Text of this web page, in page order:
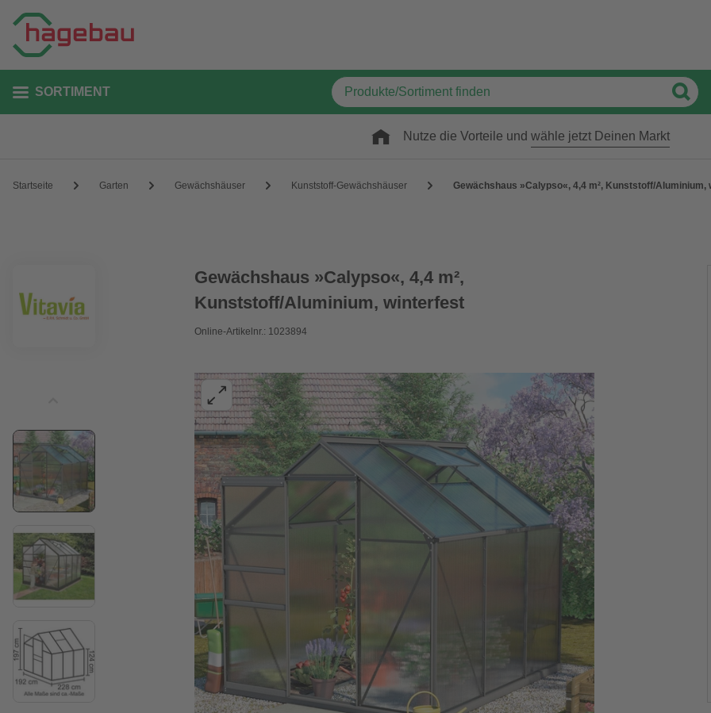
SORTIMENT
Nutze die Vorteile und wähle jetzt Deinen Markt
Startseite Garten Gewächshäuser Kunststoff-Gewächshäuser Gewächshaus »Calypso«, 4,4 m², Kunststoff/Aluminium,
Gewächshaus »Calypso«, 4,4 m²,
Kunststoff/Aluminium, winterfest
Online-Artikelnr.: 1023894